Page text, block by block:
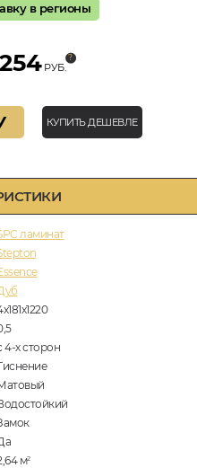
ламинат
4-х сторон
м2
в регионы
РУБ.
КУПИТЬ ДЕШЕВЛЕ